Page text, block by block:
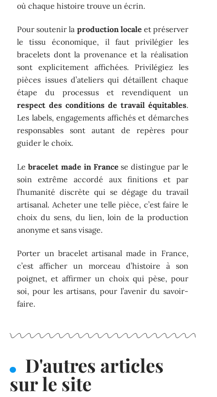
où chaque histoire trouve un écrin.
Pour soutenir la production locale et préserver
le tissu économique, il faut privilégier les
bracelets dont la provenance et la réalisation
sont explicitement affichées. Privilégiez les
pièces issues d’ateliers qui détaillent chaque
étape du processus et revendiquent un
respect des conditions de travail équitables.
Les labels, engagements affichés et démarches
responsables sont autant de repères pour
guider le choix.
Lebracelet made in France se distingue par le
soin extrême accordé aux finitions et par
l’humanité discrète qui se dégage du travail
artisanal. Acheter une telle pièce, c’est faire le
choix du sens, du lien, loin de la production
anonyme et sans visage.
Porter un bracelet artisanal made in France,
c’est afficher un morceau d’histoire à son
poignet, et affirmer un choix qui pèse, pour
soi, pour les artisans, pour l’avenir du savoir-
faire.
D'autres articles
sur le site